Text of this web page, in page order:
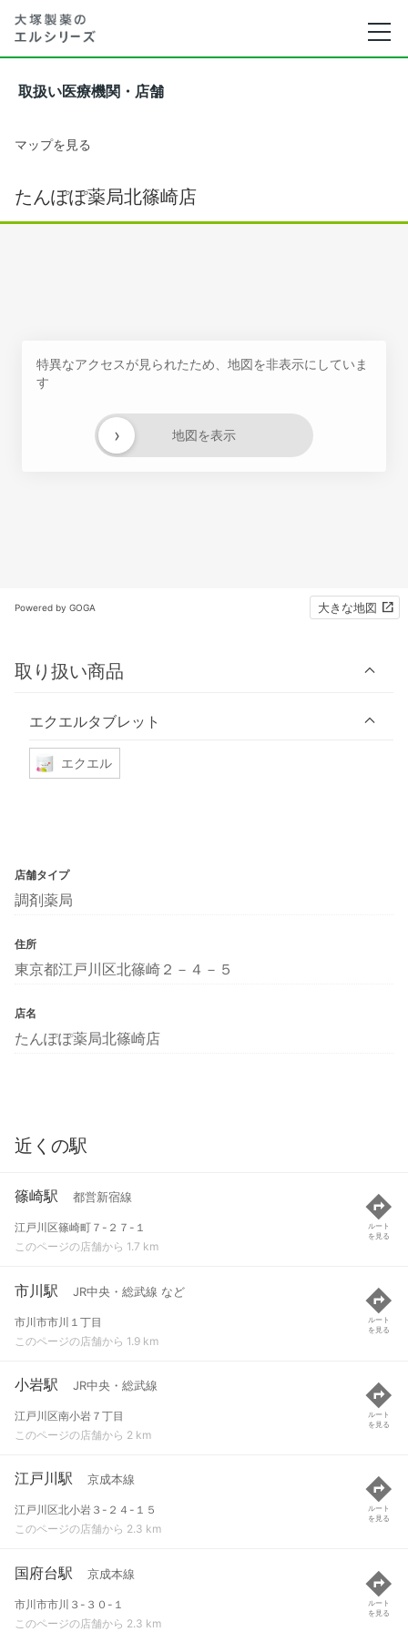
取扱い医療機関・店舗
マップを見る
たんぽぽ薬局北篠崎店
特異なアクセスが見られたため、地図を非表示にしていま
す
地図を表示
›
Powered by GOGA 大きな地図
取り扱い商品
エクエルタブレット
エクエル
店舗タイプ
調剤薬局
住所
東京都江戸川区北篠崎２－４－５
店名
たんぽぽ薬局北篠崎店
近くの駅
篠崎駅 都営新宿線
江戸川区篠崎町７-２７-１
このページの店舗から 1.7 km
ルート
を見る
市川駅 JR中央・総武線 など
市川市市川１丁目
このページの店舗から 1.9 km
ルート
を見る
小岩駅 JR中央・総武線
江戸川区南小岩７丁目
このページの店舗から 2 km
ルート
を見る
江戸川駅 京成本線
江戸川区北小岩３-２４-１５
このページの店舗から 2.3 km
ルート
を見る
国府台駅 京成本線
市川市市川３-３０-１
このページの店舗から 2.3 km
ルート
を見る